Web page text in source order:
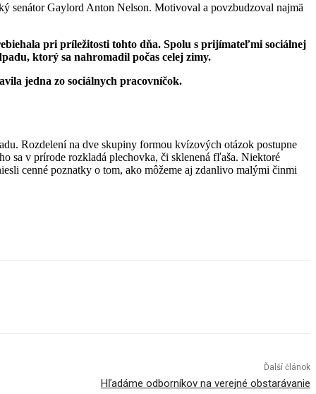
senátor Gaylord Anton Nelson. Motivoval a povzbudzoval najmä
pri príležitosti tohto dňa. Spolu s prijímateľmi sociálnej
ktorý sa nahromadil počas celej zimy.
jedna zo sociálnych pracovníčok.
Rozdelení na dve skupiny formou kvízových otázok postupne
sa v prírode rozkladá plechovka, či sklenená fľaša. Niektoré
cenné poznatky o tom, ako môžeme aj zdanlivo malými činmi
Ďalší článok
Hľadáme odborníkov na verejné obstarávanie